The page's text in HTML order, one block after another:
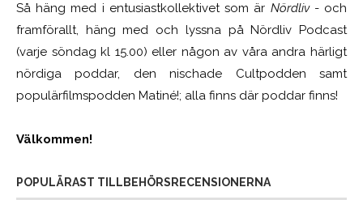
Så häng med i entusiastkollektivet som är Nördliv- och
framförallt, häng med och lyssna på Nördliv Podcast
(varje söndag kl 15.00) eller någon av våra andra härligt
nördiga poddar, den nischade Cultpodden samt
populärfilmspodden Matiné!; alla finns där poddar finns!
Välkommen!
POPULÄRAST TILLBEHÖRSRECENSIONERNA